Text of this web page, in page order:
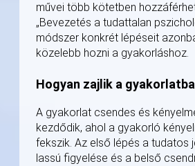
művei több kötetben
„Bevezetés a tudattalan
módszer konkrét lépéseit
közelebb hozni a gyakorláshoz.
Hogyan zajlik a
A gyakorlat csendes és
kezdődik, ahol a gyakorló
fekszik. Az első lépés a tudatos
lassú figyelése és a belső